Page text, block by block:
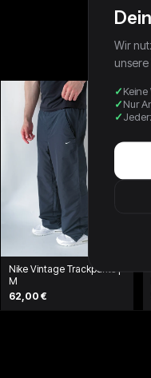
Nike Vintage Trackpants |
M
62,00 €
Wir
Nur